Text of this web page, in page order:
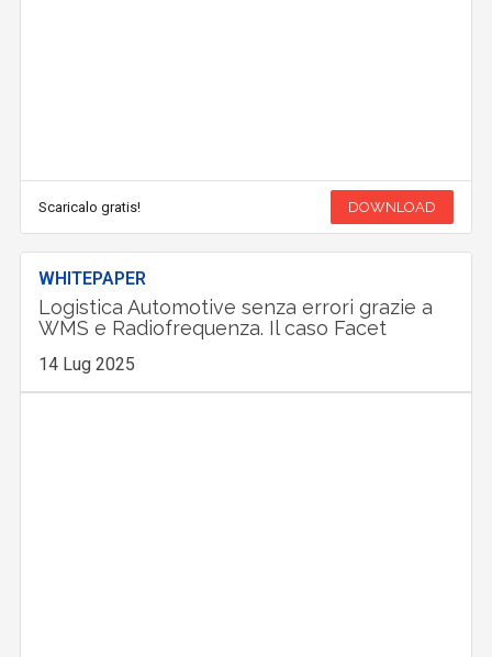
Scaricalo gratis! DOWNLOAD
WHITEPAPER
Logistica Automotive senza errori grazie a
WMS e Radiofrequenza. Il caso Facet
14 Lug 2025